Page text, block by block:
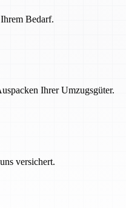
Bedarf.
Ihrer Umzugsgüter.
versichert.